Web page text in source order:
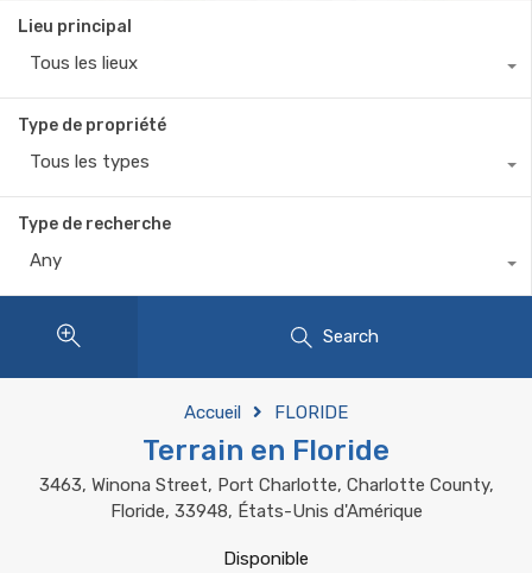
Lieu principal
Tous les lieux
Type de propriété
Tous les types
Type de recherche
Any
Search
Accueil FLORIDE
Terrain en Floride
3463, Winona Street, Port Charlotte, Charlotte County,
Floride, 33948, États-Unis d'Amérique
Disponible